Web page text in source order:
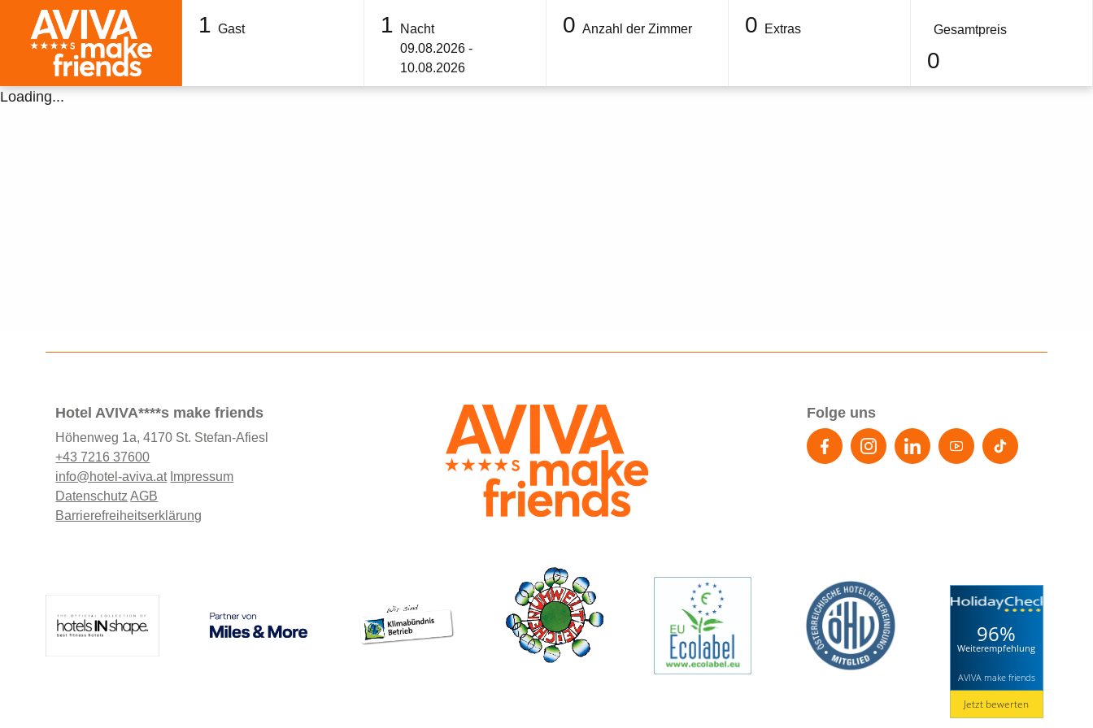
1 Gast 1
Nacht
09.08.2026 -
10.08.2026
0 Anzahl der Zimmer 0 Extras
0
Gesamtpreis
Loading...
Hotel AVIVA****s make friends
Höhenweg 1a, 4170 St. Stefan-Afiesl
+43 7216 37600
info@hotel-aviva.at Impressum
Datenschutz AGB
Barrierefreiheitserklärung
Folge uns
96%
Weiterempfehlung
AVIVA make friends
Jetzt bewerten